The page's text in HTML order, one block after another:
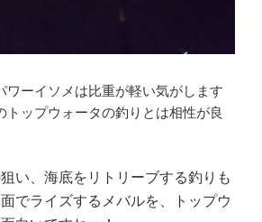
ワーイソメは比重が軽い気がします
トップウォータの釣りとは相性が良
い、海底をリトリーブする釣りも
でライズするメバルを、トップウ